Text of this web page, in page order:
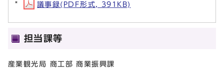
議事録(PDF形式, 391KB)
担当課等
産業観光局 商工部 商業振興課